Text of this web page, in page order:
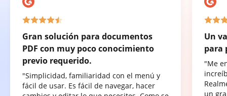
Gran solución para documentos
PDF con muy poco conocimiento
previo requerido.
"Simplicidad, familiaridad con el menú y
fácil de usar. Es fácil de navegar, hacer
Un
para
"Me
un